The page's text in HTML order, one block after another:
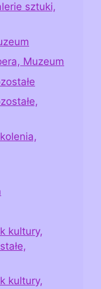
sztuki,
Muzeum
kultury,
kultury,